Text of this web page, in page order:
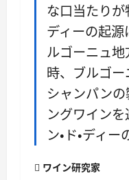
な口当たりが
ディーの起
ルゴーニュ
時、ブルゴー
シャンパン
ングワイン
ン・ド・ディ
ワイン研究家